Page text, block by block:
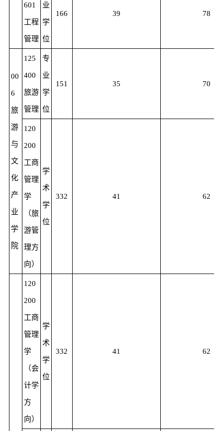
601
工程
管理
业
学
位
166 39 78
00
6
旅
游
与
文
化
产
业
学
院
125
400
旅游
管理
专
业
学
位
151 35 70
120
200
工商
管理
学
（旅
游管
理方
向）
学
术
学
位
332 41 62
120
200
工商
管理
学
（会
计学
方
向）
学
术
学
位
332 41 62